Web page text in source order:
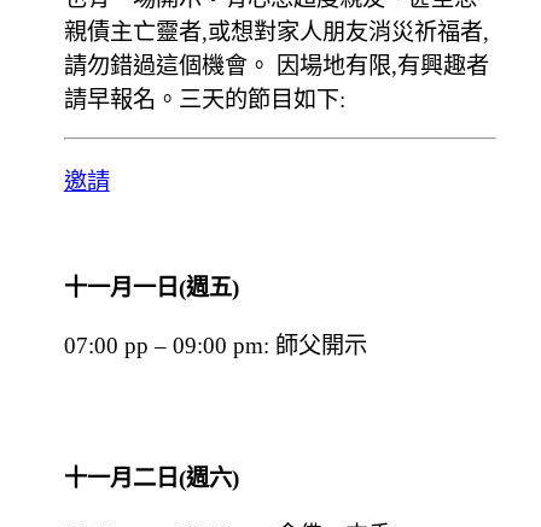
親債主亡靈者,或想對家人朋友消災祈福者,
請勿錯過這個機會。 因場地有限,有興趣者
請早報名。三天的節目如下:
邀請
十一月一日(週五)
07:00 pp – 09:00 pm: 師父開示
十一月二日(週六)